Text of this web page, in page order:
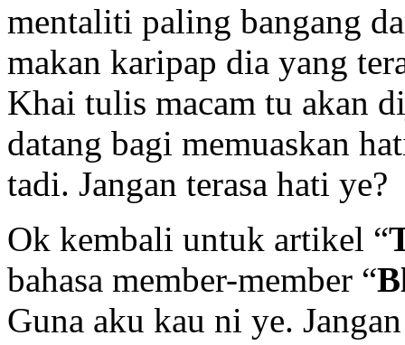
mentaliti paling bangang
makan karipap dia yang
Khai tulis macam tu akan
datang bagi memuaskan
tadi. Jangan terasa hati ye?
Ok kembali untuk artikel “
bahasa member-member “
Guna aku kau ni ye.